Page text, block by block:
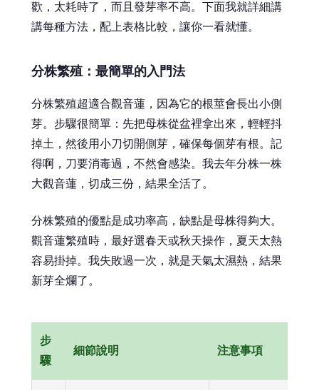
歡，太耗時了，而且發芽率不高。下面我就詳細講
講每種方法，配上表格比較，讓你一看就懂。
分株繁殖：最簡單的入門法
分株繁殖超適合觀音蓮，因為它的根莖會長出小側
芽。步驟很簡單：先把母株從盆裡拿出來，輕輕抖
掉土，然後用小刀切開側芽，確保每個芽有根。記
得啊，刀要消毒過，不然會感染。我去年分株一株
大觀音蓮，切成三份，結果全活了。
分株繁殖的優點是成功率高，缺點是母株得夠大。
觀音蓮繁殖時，最好選春天或秋天操作，夏天太熱
容易掛掉。我失敗過一次，就是天氣太濕熱，結果
新芽全爛了。
步
驟
細節說明 注意事項